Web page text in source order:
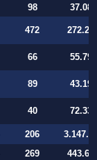
98
37.084
472
66
55.794
89
43.197
40 72.332
206
269